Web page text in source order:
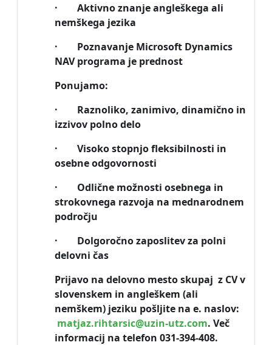
· Aktivno znanje angleškega ali
nemškega jezika
· Poznavanje Microsoft Dynamics
NAV programa je prednost
Ponujamo:
· Raznoliko, zanimivo, dinamično in
izzivov polno delo
· Visoko stopnjo fleksibilnosti in
osebne odgovornosti
· Odlične možnosti osebnega in
strokovnega razvoja na mednarodnem
področju
· Dolgoročno zaposlitev za polni
delovni čas
Prijavo na delovno mesto skupaj z CV v
slovenskem in angleškem (ali
nemškem) jeziku pošljite na e. naslov:
matjaz.rihtarsic@uzin-utz.com. Več
informacij na telefon 031-394-408.